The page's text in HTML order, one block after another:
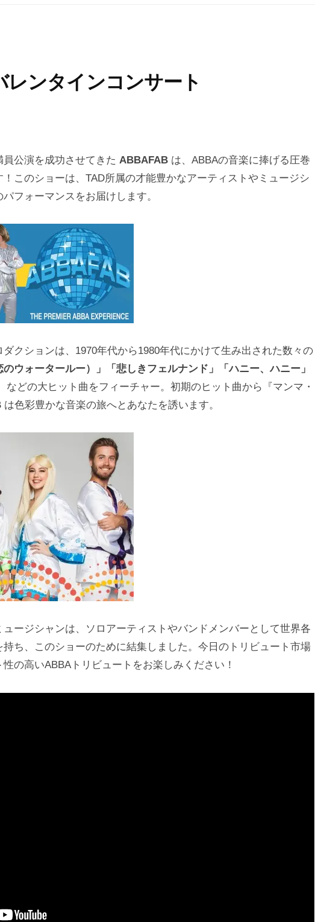
レンタインコンサート
公演を成功させてきた ABBAFAB は、ABBAの音楽に捧げる圧巻
このショーは、TAD所属の才能豊かなアーティストやミュージシ
フォーマンスをお届けします。
クションは、1970年代から1980年代にかけて生み出された数々の
のウォータールー）」 「悲しきフェルナンド」
「ハニー、ハニー」
などの大ヒット曲をフィーチャー。初期のヒット曲から『マンマ・
は色彩豊かな音楽の旅へとあなたを誘います。
ージシャンは、ソロアーティストやバンドメンバーとして世界各
ち、このショーのために結集しました。今日のトリビュート市場
の高いABBAトリビュートをお楽しみください！